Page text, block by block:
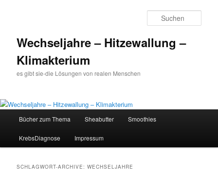
Wechseljahre – Hitzewallung –
Klimakterium
es gibt sie-die Lösungen von realen Menschen
Zum
Inhalt
Zum
sekundären
Bücher zum Thema Sheabutter Smoothies
KrebsDiagnose Impressum
SCHLAGWORT-ARCHIVE:WECHSELJAHRE